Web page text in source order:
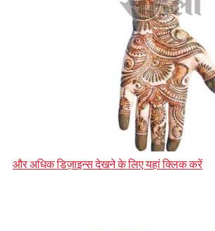
और अधिक डिज़ाइन्स देखने के लिए यहां क्लिक करें